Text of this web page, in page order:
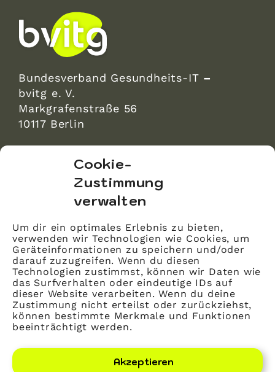
Cookie-
Zustimmung
verwalten
Um dir ein optimales Erlebnis zu bieten,
verwenden wir Technologien wie Cookies, um
Geräteinformationen zu speichern und/oder
darauf zuzugreifen. Wenn du diesen
Technologien zustimmst, können wir Daten wie
das Surfverhalten oder eindeutige IDs auf
dieser Website verarbeiten. Wenn du deine
Zustimmung nicht erteilst oder zurückziehst,
können bestimmte Merkmale und Funktionen
beeinträchtigt werden.
Akzeptieren
Bundesverband Gesundheits-IT –
bvitg e. V.
Markgrafenstraße 56
10117 Berlin
Markgrafenstraße 56
10117 Berlin
Impressum
Kontakt
Datenschutz
Mitglied werden
LinkedIn
YouTube